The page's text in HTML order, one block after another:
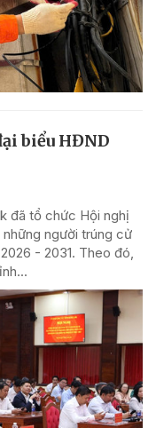
biểu HĐND
đã tổ chức Hội nghị
người trúng cử
- 2031. Theo đó,